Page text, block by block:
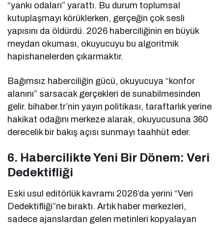
“yankı odaları” yarattı. Bu durum toplumsal
kutuplaşmayı körüklerken, gerçeğin çok sesli
yapısını da öldürdü. 2026 haberciliğinin en büyük
meydan okuması, okuyucuyu bu algoritmik
hapishanelerden çıkarmaktır.
Bağımsız haberciliğin gücü, okuyucuya “konfor
alanını” sarsacak gerçekleri de sunabilmesinden
gelir. bihaber.tr’nin yayın politikası, taraftarlık yerine
hakikat odağını merkeze alarak, okuyucusuna 360
derecelik bir bakış açısı sunmayı taahhüt eder.
6. Habercilikte Yeni Bir Dönem: Veri
Dedektifliği
Eski usul editörlük kavramı 2026’da yerini “Veri
Dedektifliği”ne bıraktı. Artık haber merkezleri,
sadece ajanslardan gelen metinleri kopyalayan